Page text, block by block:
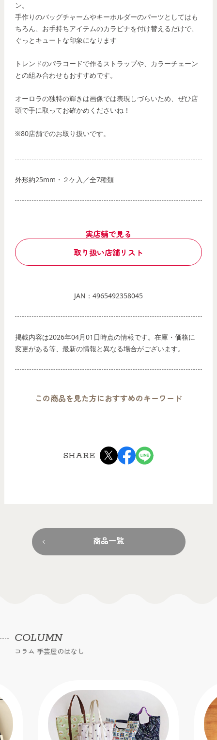
ン。
手作りのバッグチャームやキーホルダーのパーツとしてはも
ちろん、お手持ちアイテムのカラビナを付け替えるだけで、
ぐっとキュートな印象になります
トレンドのパラコードで作るストラップや、カラーチェーン
との組み合わせもおすすめです。
オーロラの独特の輝きは画像では表現しづらいため、ぜひ店
頭で手に取ってお確かめくださいね！
※80店舗でのお取り扱いです。
外形約25mm・２ケ入／全7種類
実店舗で見る
取り扱い店舗リスト
JAN：4965492358045
掲載内容は2026年04月01日時点の情報です。在庫・価格に
変更がある等、最新の情報と異なる場合がございます。
この商品を見た方におすすめのキーワード
SHARE
商品一覧
COLUMN
コラム 手芸屋のはなし